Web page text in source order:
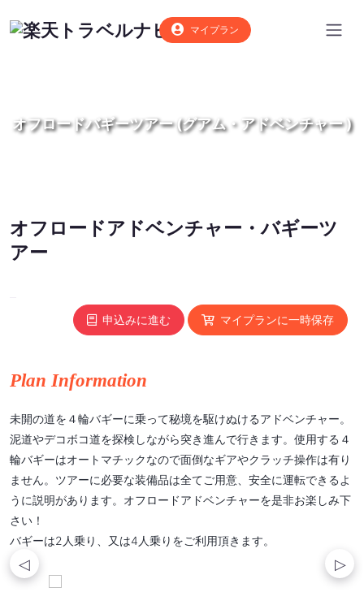
マイプラン
オフロードバギーツアー (グアム・アドベンチャー )
オフロードアドベンチャー・バギーツ
アー
申込みに進む マイプランに一時保存
Plan Information
未開の道を４輪バギーに乗って秘境を駆けぬけるアドベンチャー。
泥道やデコボコ道を探検しながら突き進んで行きます。使用する４
輪バギーはオートマチックなので面倒なギアやクラッチ操作は有り
ません。ツアーに必要な装備品は全てご用意、安全に運転できるよ
うに説明があります。オフロードアドベンチャーを是非お楽しみ下
さい！
バギーは2人乗り、又は4人乗りをご利用頂きます。